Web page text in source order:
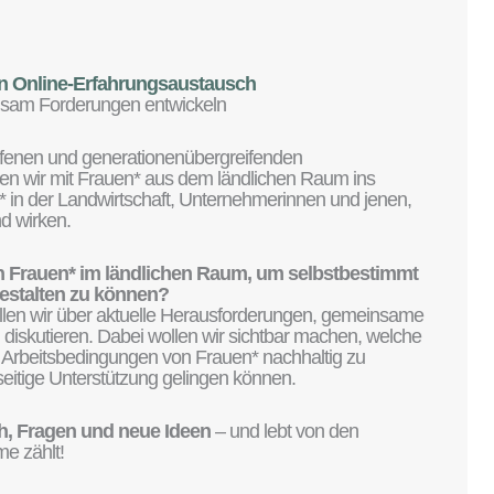
Online-Erfahrungsaustausch
Forderungen entwickeln
und generationenübergreifenden
wir mit Frauen* aus dem ländlichen Raum ins
der Landwirtschaft, Unternehmerinnen und jenen,
wirken.
Frauen* im ländlichen Raum, um selbstbestimmt
zu können?
wir über aktuelle Herausforderungen, gemeinsame
Dabei wollen wir sichtbar machen, welche
von Frauen* nachhaltig zu
Unterstützung gelingen können.
Fragen und neue Ideen – und lebt von den
zählt!